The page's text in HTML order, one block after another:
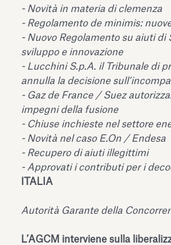
- Novità in materia di clemenza
- Regolamento de minimis:
- Nuovo Regolamento su aiuti di
sviluppo e innovazione
- Lucchini S.p.A. il Tribunale di
annulla la decisione
- Gaz de France / Suez
impegni della fusione
- Chiuse inchieste nel settore
- Novità nel caso E.On / Endesa
- Recupero di aiuti illegittimi
- Approvati i contributi per i
ITALIA
Autorità Garante della
L’AGCM interviene sulla